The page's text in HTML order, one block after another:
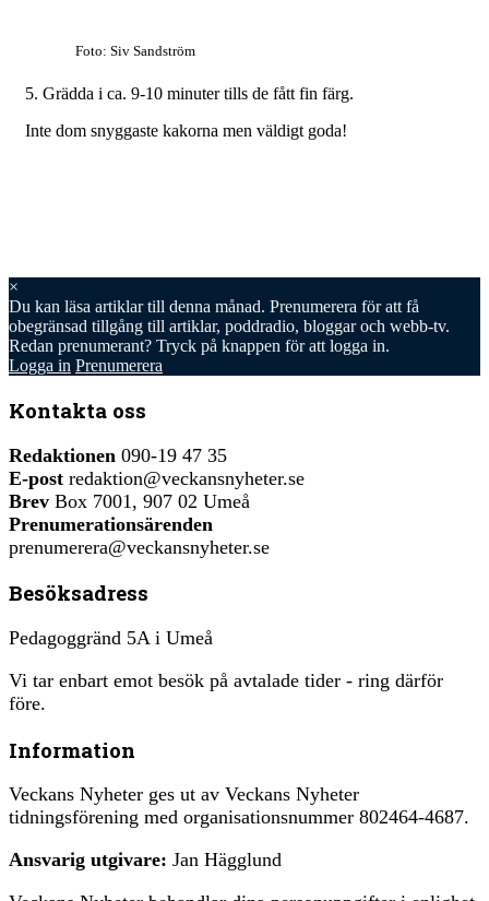
Foto: Siv Sandström
5. Grädda i ca. 9-10 minuter tills de fått fin färg.
Inte dom snyggaste kakorna men väldigt goda!
×
Du kan läsa artiklar till denna månad. Prenumerera för att få
obegränsad tillgång till artiklar, poddradio, bloggar och webb-tv.
Redan prenumerant? Tryck på knappen för att logga in.
Logga in Prenumerera
Kontakta oss
Redaktionen 090-19 47 35
E-post redaktion@veckansnyheter.se
Brev Box 7001, 907 02 Umeå
Prenumerationsärenden
prenumerera@veckansnyheter.se
Besöksadress
Pedagoggränd 5A i Umeå
Vi tar enbart emot besök på avtalade tider - ring därför
före.
Information
Veckans Nyheter ges ut av Veckans Nyheter
tidningsförening med organisationsnummer 802464-4687.
Ansvarig utgivare: Jan Hägglund